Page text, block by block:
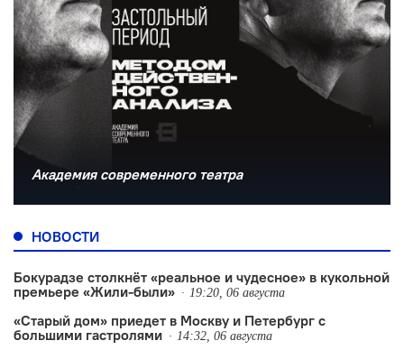
Академия современного театра
НОВОСТИ
Бокурадзе столкнëт «реальное и чудесное» в кукольной
премьере «Жили-были»
19:20, 06 августа
«Старый дом» приедет в Москву и Петербург с
большими гастролями
14:32, 06 августа